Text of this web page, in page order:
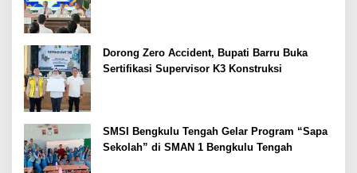
Dorong Zero Accident, Bupati Barru Buka
Sertifikasi Supervisor K3 Konstruksi
SMSI Bengkulu Tengah Gelar Program “Sapa
Sekolah” di SMAN 1 Bengkulu Tengah